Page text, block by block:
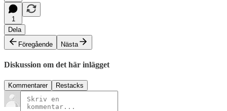
1
Dela
Föregående
Nästa
Diskussion om det här inlägget
Kommentarer Restacks